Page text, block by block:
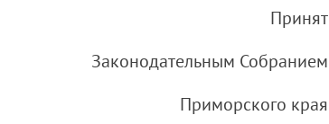
Принят
Законодательным Собранием
Приморского края